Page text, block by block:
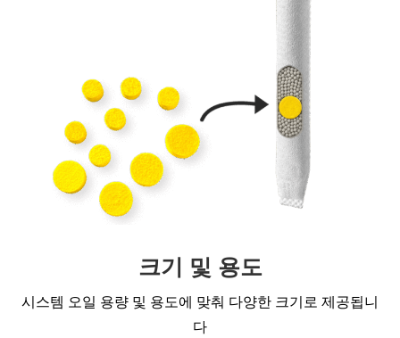
크기 및 용도
시스템 오일 용량 및 용도에 맞춰 다양한 크기로 제공됩니
다